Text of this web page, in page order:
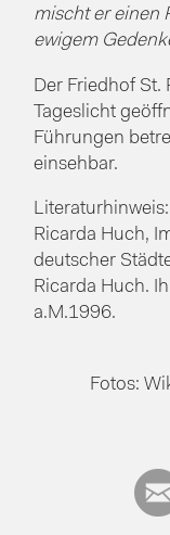
mischt er einen
ewigem
Der Friedhof St.
Tageslicht
Führungen
einsehbar.
Literaturhinweis:
Ricarda Huch,
deutscher
Ricarda Huch.
a.M.1996.
Fotos: